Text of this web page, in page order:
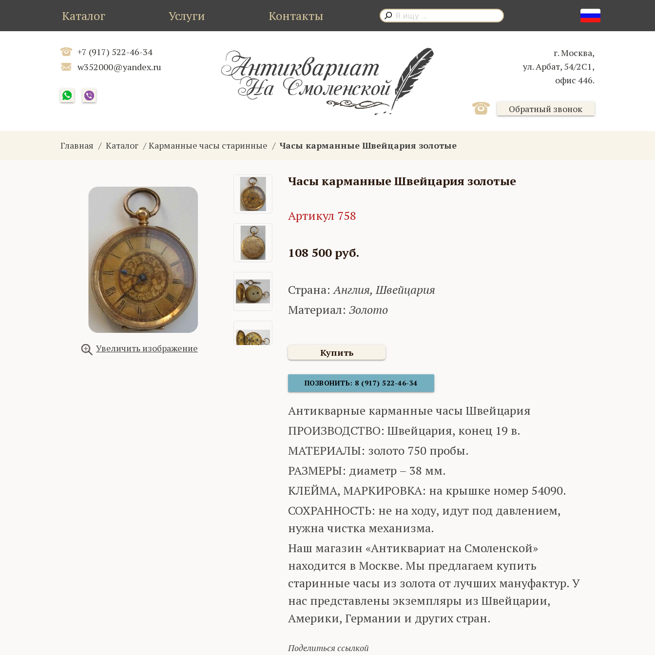
Каталог Услуги Контакты
+7 (917) 522-46-34
w352000@yandex.ru
г. Москва,
ул. Арбат, 54/2С1,
офис 446.
Обратный звонок
Главная Каталог Карманные часы старинные Часы карманные Швейцария золотые
Увеличить изображение
Часы карманные Швейцария золотые
Артикул 758
108 500 руб.
Страна:Англия, Швейцария
Материал: Золото
Купить
ПОЗВОНИТЬ: 8 (917) 522-46-34
Антикварные карманные часы Швейцария
ПРОИЗВОДСТВО: Швейцария, конец 19 в.
МАТЕРИАЛЫ: золото 750 пробы.
РАЗМЕРЫ: диаметр – 38 мм.
КЛЕЙМА, МАРКИРОВКА: на крышке номер 54090.
СОХРАННОСТЬ: не на ходу, идут под давлением,
нужна чистка механизма.
Наш магазин «Антиквариат на Смоленской»
находится в Москве. Мы предлагаем купить
старинные часы из золота от лучших мануфактур. У
нас представлены экземпляры из Швейцарии,
Америки, Германии и других стран.
Поделиться ссылкой